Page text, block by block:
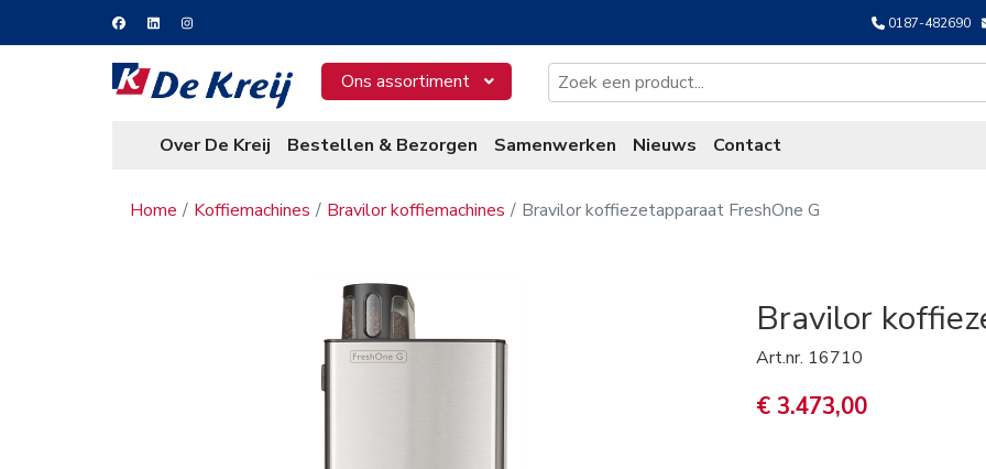
0187-482690
Ons assortiment
Over De Kreij Bestellen & Bezorgen Samenwerken Nieuws Contact
Home Koffiemachines Bravilor koffiemachines Bravilor koffiezetapparaat FreshOne G
Bravilor
Art.nr. 16710
€ 3.473,00